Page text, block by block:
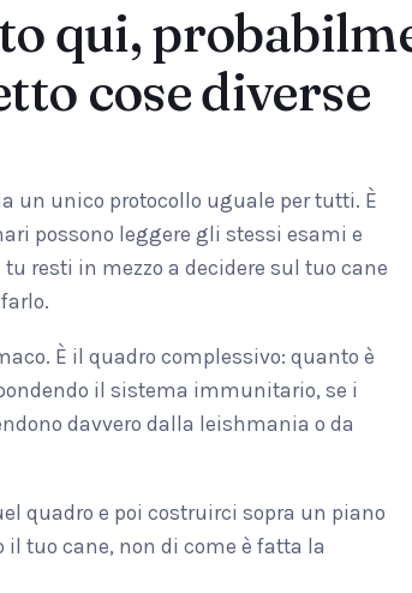
qui,
cose diverse
un unico protocollo uguale per tutti. È
possono leggere gli stessi esami e
tu resti in mezzo a decidere sul tuo cane
È il quadro complessivo: quanto è
il sistema immunitario, se i
davvero dalla leishmania o da
quadro e poi costruirci sopra un piano
tuo cane, non di come è fatta la